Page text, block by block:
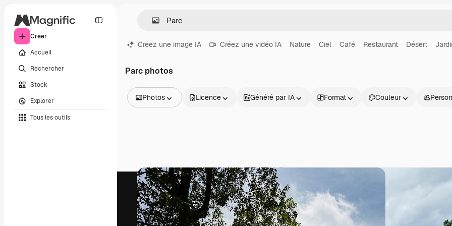
Créer
Accueil
Rechercher
Stock
Explorer
Tous les outils
Créez une image IA Créez une vidéo IA Nature Ciel Café Restaurant Désert
Parc photos
Photos
Vidéos
Clips de vidéo
Graphiques animés
Templates vidéos
Icônes
Modèles 3D
Polices
Licence Généré par IA Format Couleur